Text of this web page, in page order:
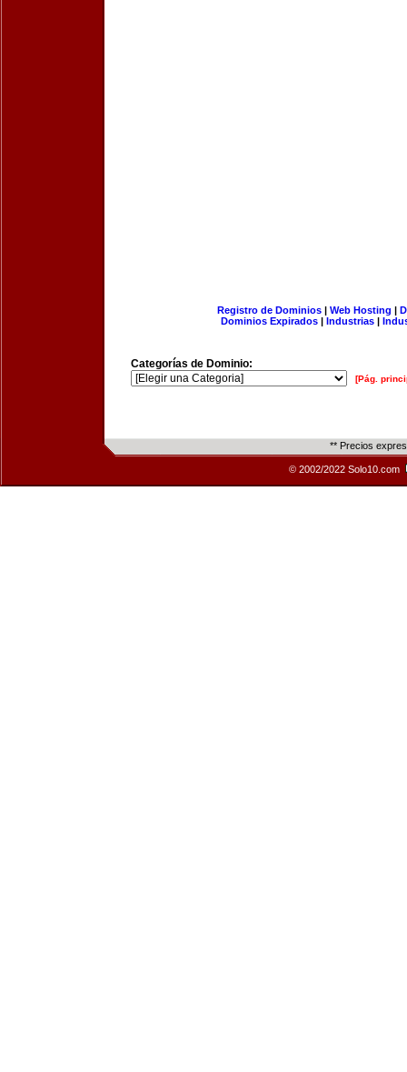
Registro de Dominios| Web Hosting |
Dominios Expirados | Industrias |
Categorías de Dominio:
[Pág.
** Precios
© 2002/2022 Solo10.com